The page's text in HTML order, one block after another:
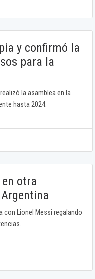
y confirmó la
para la
la asamblea en la
hasta 2024.
otra
con Lionel Messi regalando